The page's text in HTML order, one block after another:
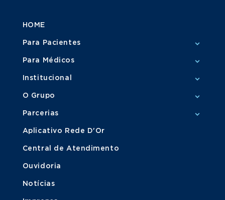
HOME
Para Pacientes
Para Médicos
Institucional
O Grupo
Parcerias
Aplicativo Rede D'Or
Central de Atendimento
Ouvidoria
Notícias